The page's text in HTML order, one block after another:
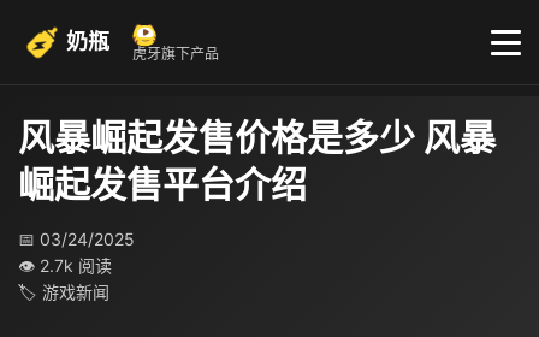
奶瓶 虎牙旗下产品
风暴崛起发售价格是多少 风暴
崛起发售平台介绍
📅 03/24/2025
👁 2.7k 阅读
🏷 游戏新闻